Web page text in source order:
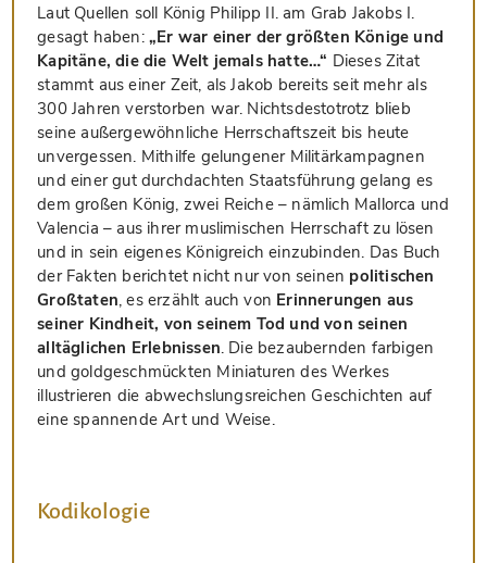
Laut Quellen soll König Philipp II. am Grab Jakobs I.
gesagt haben: „Er war einer der größten Könige und
Kapitäne, die die Welt jemals hatte…“ Dieses Zitat
stammt aus einer Zeit, als Jakob bereits seit mehr als
300 Jahren verstorben war. Nichtsdestotrotz blieb
seine außergewöhnliche Herrschaftszeit bis heute
unvergessen. Mithilfe gelungener Militärkampagnen
und einer gut durchdachten Staatsführung gelang es
dem großen König, zwei Reiche – nämlich Mallorca und
Valencia – aus ihrer muslimischen Herrschaft zu lösen
und in sein eigenes Königreich einzubinden. Das Buch
der Fakten berichtet nicht nur von seinen politischen
Großtaten, es erzählt auch von Erinnerungen aus
seiner Kindheit, von seinem Tod und von seinen
alltäglichen Erlebnissen. Die bezaubernden farbigen
und goldgeschmückten Miniaturen des Werkes
illustrieren die abwechslungsreichen Geschichten auf
eine spannende Art und Weise.
Kodikologie